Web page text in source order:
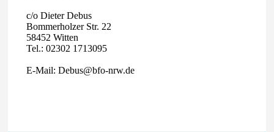
c/o Dieter Debus
Bommerholzer Str. 22
58452 Witten
Tel.: 02302 1713095
E-Mail: Debus@bfo-nrw.de